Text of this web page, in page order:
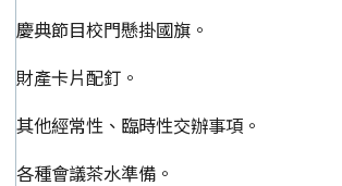
慶典節目校門懸掛國旗。
財產卡片配釘。
其他經常性、臨時性交辦事項。
各種會議茶水準備。